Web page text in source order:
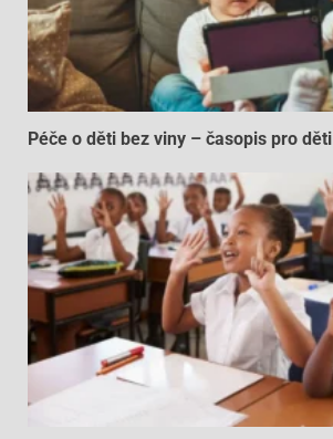
Péče o děti bez viny – časopis pro děti